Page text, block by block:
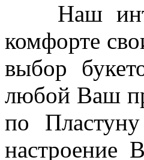
Наш
комфорте
выбор
любой Ваш
по
настроение